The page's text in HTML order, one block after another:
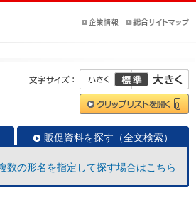
販促資料を探す（全文検索）
数の形名を指定して探す場合はこちら